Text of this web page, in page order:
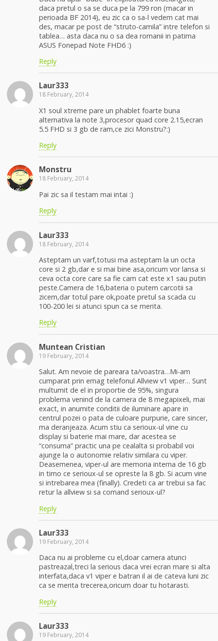
daca pretul o sa se duca pe la 799 ron (macar in
perioada BF 2014), eu zic ca o sa-l vedem cat mai
des, macar pe post de “struto-camila” intre telefon si
tablea… asta daca nu o sa dea romanii in patima
ASUS Fonepad Note FHD6 :)
Reply
Laur333
18 February, 2014
X1 soul xtreme pare un phablet foarte buna
alternativa la note 3,procesor quad core 2.15,ecran
5.5 FHD si 3 gb de ram,ce zici Monstru?:)
Reply
Monstru
18 February, 2014
Pai zic sa il testam mai intai :)
Reply
Laur333
18 February, 2014
Asteptam un varf,totusi ma asteptam la un octa
core si 2 gb,dar e si mai bine asa,oricum vor lansa si
ceva octa core care sa fie cam cat este x1 sau putin
peste.Camera de 16,bateria o putem carcotii sa
zicem,dar totul pare ok,poate pretul sa scada cu
100-200 lei si atunci spun ca se merita.
Reply
Muntean Cristian
19 February, 2014
Salut. Am nevoie de pareara ta/voastra…Mi-am
cumparat prin emag telefonul Allview v1 viper… Sunt
multumit de el in proportie de 95%, singura
problema venind de la camera de 8 megapixeli, mai
exact, in anumite conditii de iluminare apare in
centrul pozei o pata de culoare purpurie, care sincer,
ma deranjeaza. Acum stiu ca serioux-ul vine cu
display si baterie mai mare, dar acestea se
“consuma” practic una pe cealalta si probabil voi
ajunge la o autonomie relativ similara cu viper.
Deasemenea, viper-ul are memoria interna de 16 gb
in timo ce serioux-ul se opreste la 8 gb. Si acum vine
si intrebarea mea (finally). Credeti ca ar trebui sa fac
retur la allview si sa comand serioux-ul?
Reply
Laur333
19 February, 2014
Daca nu ai probleme cu el,doar camera atunci
pastreazal,treci la serious daca vrei ecran mare si alta
interfata,daca v1 viper e batran il ai de cateva luni zic
ca se merita trecerea,oricum doar tu hotarasti.
Reply
Laur333
19 February, 2014